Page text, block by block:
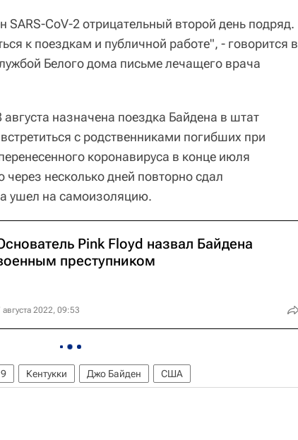
SARS-CoV-2 отрицательный второй день подряд.
к поездкам и публичной работе", - говорится в
Белого дома письме лечащего врача
назначена поездка Байдена в штат
с родственниками погибших при
коронавируса в конце июля
через несколько дней повторно сдал
ушел на самоизоляцию.
Pink Floyd назвал Байдена
преступником
августа 2022, 09:53
Кентукки Джо Байден США